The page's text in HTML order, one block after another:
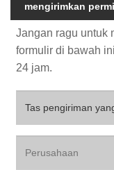
mengirimkan
Jangan ragu untuk
formulir di bawah
24 jam.